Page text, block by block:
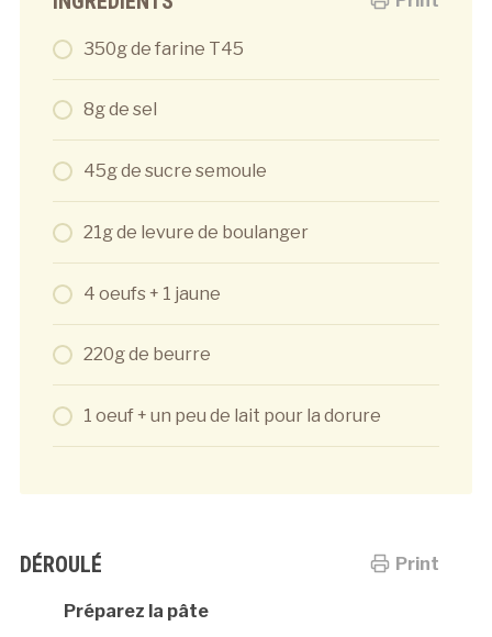
350g de farine T45
8g de sel
45g de sucre semoule
21g de levure de boulanger
4 oeufs + 1 jaune
220g de beurre
1 oeuf + un peu de lait pour la dorure
Print
DÉROULÉ
Préparez la pâte